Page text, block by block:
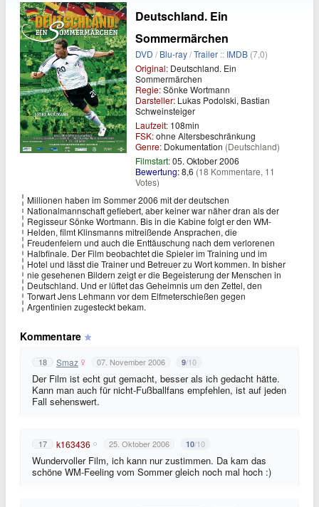
Deutschland. Ein
Sommermärchen
DVD /Blu-ray/Trailer :: IMDB (7,0)
Original: Deutschland. Ein
Sommermärchen
Regie:Sönke Wortmann
Darsteller: Lukas Podolski, Bastian
Schweinsteiger
Laufzeit: 108min
FSK:ohne Altersbeschränkung
Genre: Dokumentation (Deutschland)
Filmstart:05. Oktober 2006
Bewertung:8,6 (18 Kommentare, 11
Votes)
Millionen haben im Sommer 2006 mit der deutschen
Nationalmannschaft gefiebert, aber keiner war näher dran als der
Regisseur Sönke Wortmann. Bis in die Kabine folgt er den WM-
Helden, filmt Klinsmanns mitreißende Ansprachen, die
Freudenfeiern und auch die Enttäuschung nach dem verlorenen
Halbfinale. Der Film beobachtet die Spieler im Training und im
Hotel und lässt die Trainer und Betreuer zu Wort kommen. In bisher
nie gesehenen Bildern zeigt er die Begeisterung der Menschen in
Deutschland. Und er lüftet das Geheimnis um den Zettel, den
Torwart Jens Lehmann vor dem Elfmeterschießen gegen
Argentinien zugesteckt bekam.
Kommentare
18 Smaz 07. November 2006 9/10
Der Film ist echt gut gemacht, besser als ich gedacht hätte.
Kann man auch für nicht-Fußballfans empfehlen, ist auf jeden
Fall sehenswert.
17 k163436 25. Oktober 2006 10/10
Wundervoller Film, ich kann nur zustimmen. Da kam das
schöne WM-Feeling vom Sommer gleich noch mal hoch :)